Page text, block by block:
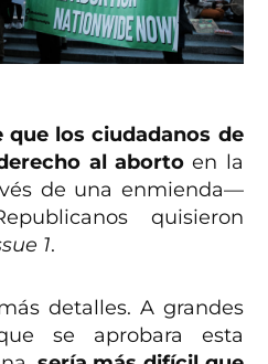
que los ciudadanos de
al abortoen la
de una enmienda—
quisieron
1.
detalles. A grandes
se aprobara esta